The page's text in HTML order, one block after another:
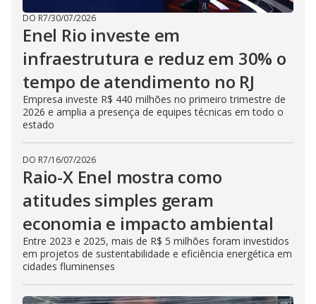
DO R7/30/07/2026
Enel Rio investe em
infraestrutura e reduz em 30% o
tempo de atendimento no RJ
Empresa investe R$ 440 milhões no primeiro trimestre de
2026 e amplia a presença de equipes técnicas em todo o
estado
DO R7/16/07/2026
Raio-X Enel mostra como
atitudes simples geram
economia e impacto ambiental
Entre 2023 e 2025, mais de R$ 5 milhões foram investidos
em projetos de sustentabilidade e eficiência energética em
cidades fluminenses